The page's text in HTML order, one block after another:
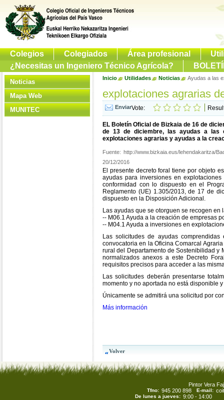
Colegios Colegiados Área profesional
¿Necesitas un Ingeniero Técnico Agrícola?
Noticias
Mapa Web
MUNITEC
Inicio Utilidades Noticias Ayudas a las
explotaciones agrarias
Vote:
EL Boletín Oficial de Bizkaia de 16 de
de 13 de diciembre, las ayudas a las
explotaciones agrarias y ayudas a la
Fuente: http://www.bizkaia.eus/lehendakaritza/
20/12/2016
El presente decreto foral tiene por objeto
ayudas para inversiones en
conformidad con lo dispuesto en el
Reglamento (UE) 1.305/2013, de 17 de
dispuesto en la Disposición Adicional.
Las ayudas que se otorguen se recogen en
-- M06.1 Ayuda a la creación de empresas
-- M04.1 Ayuda a inversiones en
Las solicitudes de ayudas
convocatoria en la Oficina Comarcal
rural del Departamento de Sostenibilidad y
normalizados anexos a este Decreto
requisitos precisos para acceder a las
Las solicitudes deberán presentarse
momento y no aportada no está disponible
Únicamente se admitirá una solicitud por
Más información
Pintor Vera
Tfno: 945 200 898 E-mail:
De lunes a jueves: 9:00 - 14:00